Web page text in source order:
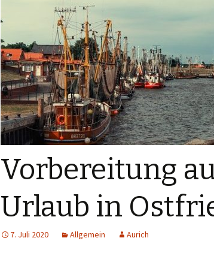
Vorbereitung
Urlaub in
7. Juli 2020 Allgemein Aurich